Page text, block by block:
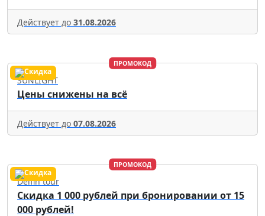
Действует до 31.08.2026
ПРОМОКОД
SUNLIGHT
Цены снижены на всё
Действует до 07.08.2026
ПРОМОКОД
Delfin tour
Скидка 1 000 рублей при бронировании от 15
000 рублей!